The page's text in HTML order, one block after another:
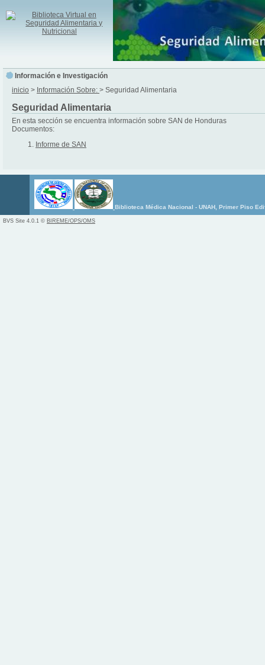
Información e Investigación
inicio > Información Sobre:> Seguridad Alimentaria
Seguridad Alimentaria
En esta sección se encuentra información sobre SAN de Honduras
Documentos:
Informe de SAN
Biblioteca Médica Nacional - UNAH, Primer Piso
BVS Site 4.0.1 © BIREME/OPS/OMS